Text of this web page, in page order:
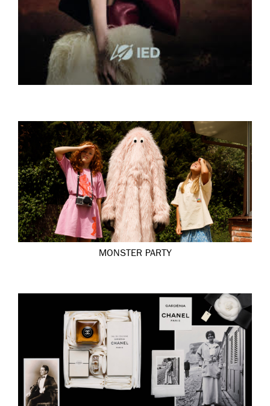
MONSTER PARTY